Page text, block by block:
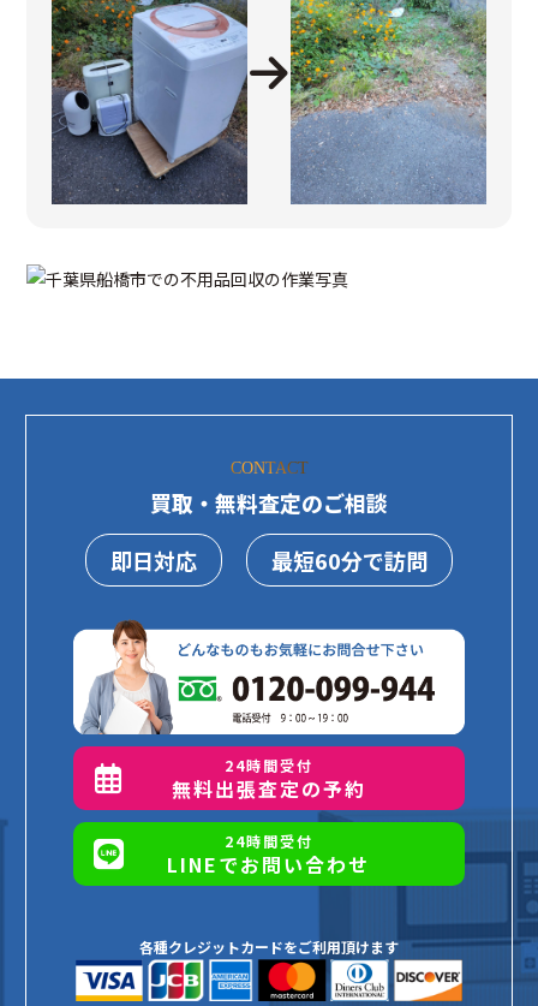
CONTACT
買取・無料査定のご相談
即日対応
最短60分で訪問
24時間受付
無料出張査定の予約
24時間受付
LINEでお問い合わせ
各種クレジットカードをご利用頂けます